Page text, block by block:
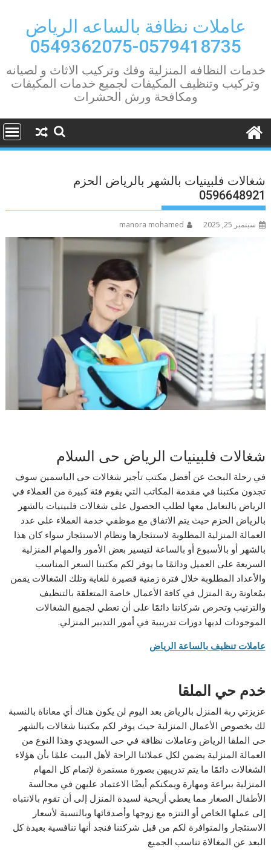
contentعاملات نظافة بالساعه الرياض
0579418735-0549362075
خدمات النظافه المنزلية وفك وتركيب الاثاث و لصيانه
وتركيب وتنظيف المكيفات لجميع خدمات المكيفات
ومكافحة ورش الحشرات
شغالات فلبينيات بالشهر بالرياض الحزم
0596648921
سبتمبر 25, 2025 manora mohamed
شغالات فلبينيات الرياض حى السلام
في رحلة البحث عن أفضل مكتب تأجير شغالات حى الياسمين سوف
تجدون مكتبنا في مقدمة المكاتب التي يقوم فئة كبيرة من العملاء في
الرياض بالتعامل معها لطلب الحصول على شغالات فلبينيات بالشهر
بالرياض الحزم حيث يتم الاتفاق مع موظفي خدمة العملاء على عدد
العمالة المنزلية المطلوبة لاستئجارها ونظام الاستئجار سواء كان هذا
بالشهر أو بالأسبوع أو بالساعة لتيسير بعض الأمور والمهام المنزلية
السريعة على العميل ودائمًا ما يوفر لكم مكتبنا السعر المناسب
والأعداد المطلوبة خلال فترة زمنية قصيرة للغاية وتلك الشغالات يقمن
بمُعاونة ربة المنزل في كافة الأعمال خاصة المتعلقة بالتنظيف
والترتيب وتحرص شركاتنا دائمًا على أن تعطي لجميع الشغالات
الموجودات لديها دورات تدريبية في أمور التدبير المنزلي.
عاملات تنظيف بالساعة الرياض
خدم حي الملقا
عزيزتي ربة المنزل بالرياض بعد اليوم لن يكون هناك أي معاناة بالنسبة
لك بخصوص الأعمال المنزلية حيث يوفر لكم مكتبنا شغالات بالشهر
حى الملقا الرياض وعاملات نظافة في حى السويدي وهذا النوع من
العمالة المنزلية يضمن لكل عملائنا الراحة لأهل البيت علمًا بأن هؤلاء
الشغالات دائمًا ما يتم تدريبهن بصورة مستمرة لإتمام كل المهام
المنزلية ببراعة ومهارة ويمكنكم أيضًا الاعتماد عليهن في مجالسة
الأطفال الصغار مما يعطي أريحية لسيدة المنزل إلى أن تقوم بالانتباه
إلى عملها الخاص أو التنزه مع زوجها وأصدقائها وبالنسبة لأسعار
الاستئجار والمتوافرة لكم من قبل شركتنا فنجد أنها تنافسية بعيدة كل
البعد عن المغالاة تناسب الجميع